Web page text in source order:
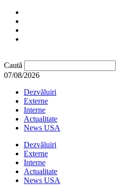
Caută
07/08/2026
Dezvăluiri
Externe
Interne
Actualitate
News USA
Dezvăluiri
Externe
Interne
Actualitate
News USA